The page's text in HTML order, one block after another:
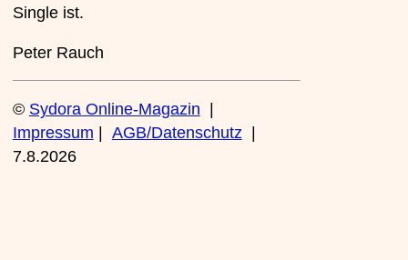
Single ist.
Peter Rauch
© Sydora Online-Magazin
Impressum
AGB/Datenschutz|
7.8.2026